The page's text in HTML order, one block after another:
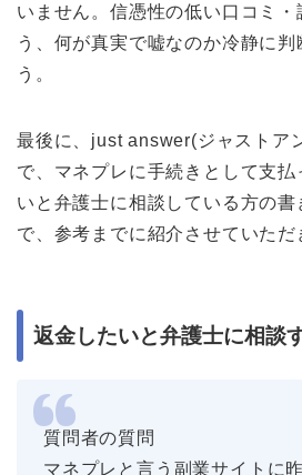
いません。信憑性の低い口コミ・
う、何が真実で嘘なのか冷静に判
う。
最後に、just answer(ジャストア
で、マネプレに手続きとして支
いと弁護士に相談している方の
で、参考までに紹介させていただ
返金したいと弁護士に相談
質問者の質問
マネプレと言う副業サイトに